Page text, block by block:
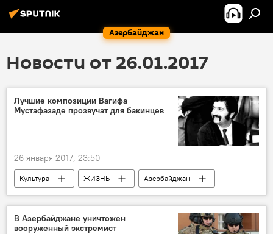
Азербайджан
Новости от 26.01.2017
Лучшие композиции Вагифа
Мустафазаде прозвучат для бакинцев
26 января 2017, 23:50
Культура ЖИЗНЬ
Азербайджан
Новости
В Азербайджане уничтожен
вооруженный экстремист